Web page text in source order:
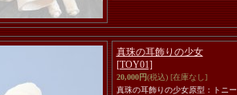
真珠の耳飾りの少女
[TOY01]
20,000円(税込) [在庫なし]
真珠の耳飾りの少女原型：トニ